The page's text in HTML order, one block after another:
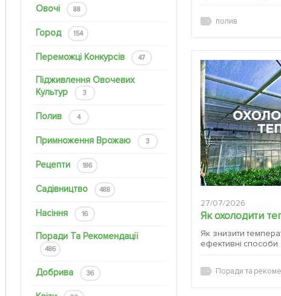
Овочі 88
Город 154
Переможці Конкурсів 47
Підживлення Овочевих
Культур
3
Полив 4
Примноження Врожаю 3
Рецепти 186
Садівництво 488
Насіння 16
Поради Та Рекомендації
486
Добрива 36
полив
27/07/2026
Як охолодити
Як знизити
ефективні способи
Поради та